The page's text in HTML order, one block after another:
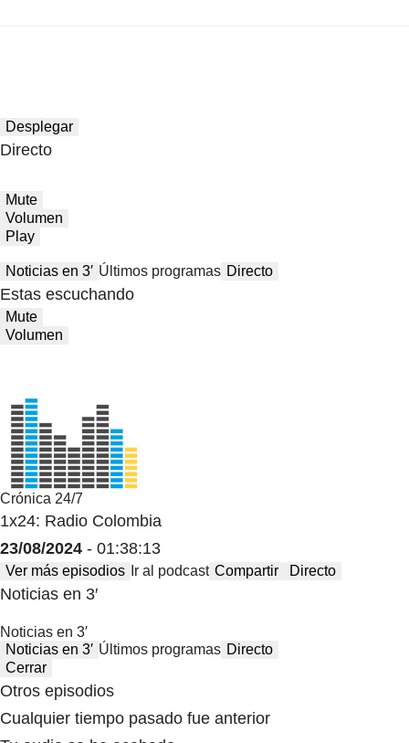
Desplegar
Directo
Mute
Volumen
Play
Noticias en 3′ Últimos programas Directo
Estas escuchando
Mute
Volumen
Crónica 24/7
1x24: Radio Colombia
23/08/2024 - 01:38:13
Ver más episodios Ir al podcast Compartir Directo
Noticias en 3′
Noticias en 3′
Noticias en 3′ Últimos programas Directo
Cerrar
Otros episodios
Cualquier tiempo pasado fue anterior